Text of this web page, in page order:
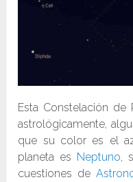
Esta Constelación
astrológicamente,
que su color es el
planeta es Neptuno ,
cuestiones de